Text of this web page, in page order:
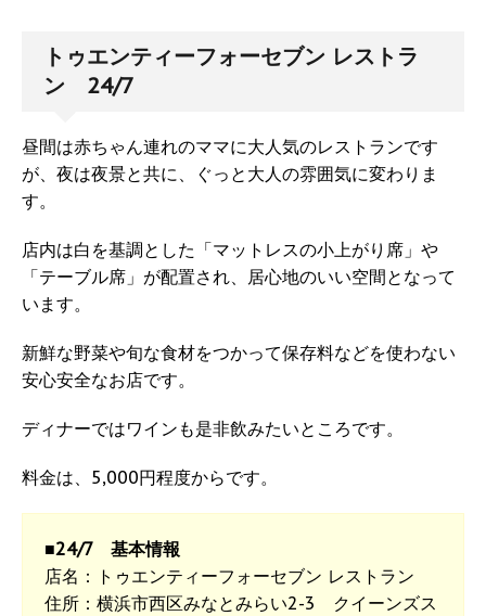
トゥエンティーフォーセブン レストラ
ン 24/7
昼間は赤ちゃん連れのママに大人気のレストランです
が、夜は夜景と共に、ぐっと大人の雰囲気に変わりま
す。
店内は白を基調とした「マットレスの小上がり席」や
「テーブル席」が配置され、居心地のいい空間となって
います。
新鮮な野菜や旬な食材をつかって保存料などを使わない
安心安全なお店です。
ディナーではワインも是非飲みたいところです。
料金は、5,000円程度からです。
■24/7 基本情報
店名：トゥエンティーフォーセブン レストラン
住所：横浜市西区みなとみらい2-3 クイーンズス